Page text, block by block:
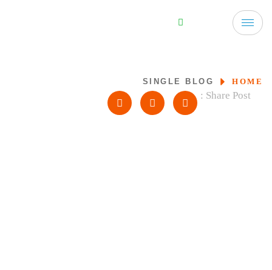
HOME
SINGLE BLOG
Share Post :